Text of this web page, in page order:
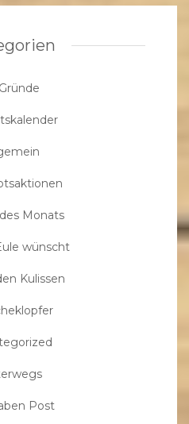
Monats
wünscht
Kulissen
Post